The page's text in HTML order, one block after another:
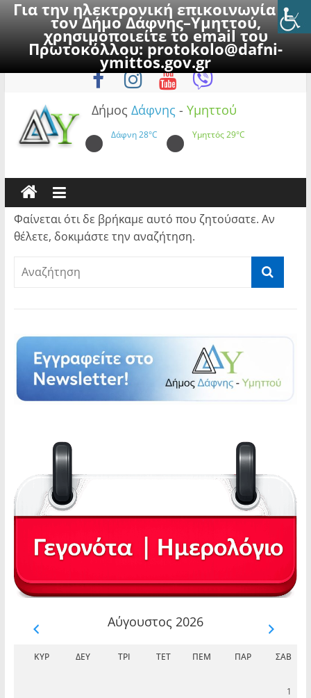
Για την ηλεκτρονική επικοινωνία με
τον Δήμο Δάφνης–Υμηττού,
χρησιμοποιείτε το email του
Πρωτοκόλλου:protokolo@dafni-
ymittos.gov.gr
to
Παρασκευή, 7 Αυγούστου 2026
Δήμος Δάφνης - Υμηττού
Δάφνη28°C Υμηττός29°C
Φαίνεται ότι δε βρήκαμε αυτό που ζητούσατε. Αν
θέλετε, δοκιμάστε την αναζήτηση.
Αύγουστος 2026
ΚΥΡ ΔΕΥ ΤΡΊ ΤΕΤ ΠΈΜ ΠΑΡ ΣΆΒ
1